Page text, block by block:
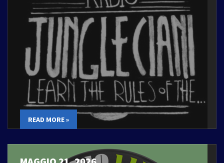
READ MORE »